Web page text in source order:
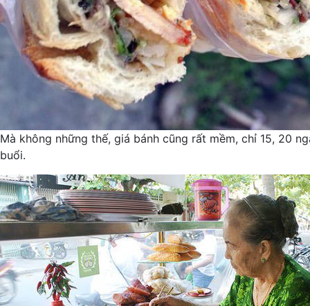
Mà không những thế, giá bánh cũng rất mềm, chỉ 15, 20
buổi.